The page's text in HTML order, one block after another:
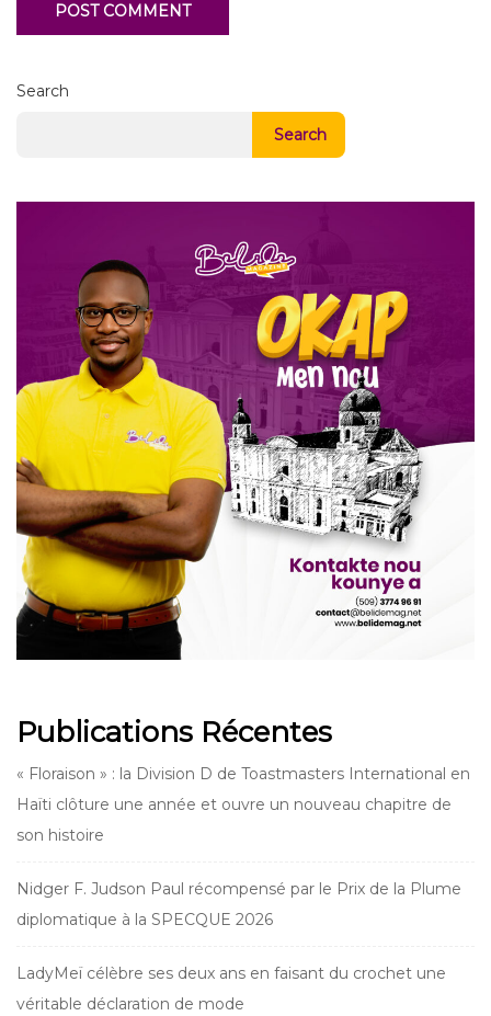
Search
Search
Publications Récentes
« Floraison » : la Division D de Toastmasters International en
Haïti clôture une année et ouvre un nouveau chapitre de
son histoire
Nidger F. Judson Paul récompensé par le Prix de la Plume
diplomatique à la SPECQUE 2026
LadyMeï célèbre ses deux ans en faisant du crochet une
véritable déclaration de mode